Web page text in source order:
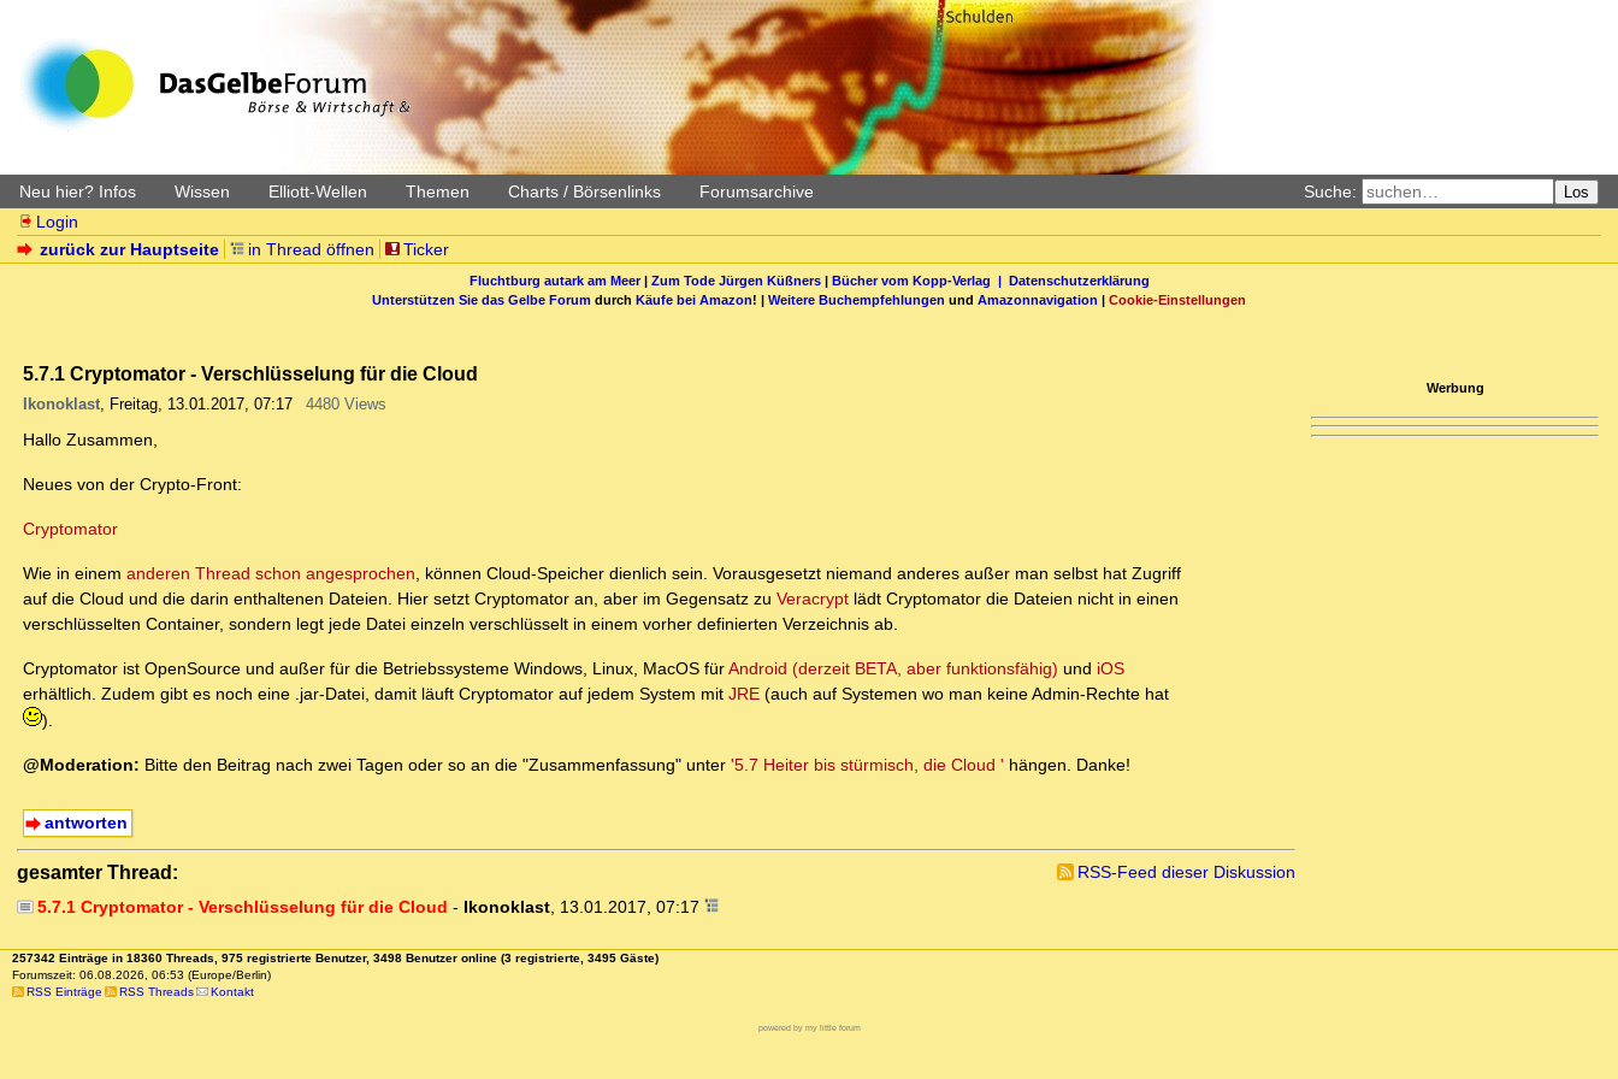
Neu hier? Infos Wissen Elliott-Wellen Themen Charts / Börsenlinks Forumsarchive Suche: Los
Login
zurück zur Hauptseite
in Thread öffnen Ticker
Fluchtburg autark am Meer| Zum Tode Jürgen Küßners| Bücher vom Kopp-Verlag | Datenschutzerklärung
Unterstützen Sie das Gelbe Forum durch Käufe bei Amazon! | Weitere Buchempfehlungen und Amazonnavigation | Cookie-Einstellungen
5.7.1 Cryptomator - Verschlüsselung für die Cloud
Ikonoklast, Freitag, 13.01.2017, 07:17 4480 Views
Hallo Zusammen,
Neues von der Crypto-Front:
Cryptomator
Wie in einem anderen Thread schon angesprochen, können Cloud-Speicher dienlich sein. Vorausgesetzt niemand anderes außer man selbst hat Zugriff
auf die Cloud und die darin enthaltenen Dateien. Hier setzt Cryptomator an, aber im Gegensatz zu Veracrypt lädt Cryptomator die Dateien nicht in einen
verschlüsselten Container, sondern legt jede Datei einzeln verschlüsselt in einem vorher definierten Verzeichnis ab.
Cryptomator ist OpenSource und außer für die Betriebssysteme Windows, Linux, MacOS fürAndroid (derzeit BETA, aber funktionsfähig) und iOS
erhältlich. Zudem gibt es noch eine .jar-Datei, damit läuft Cryptomator auf jedem System mit JRE (auch auf Systemen wo man keine Admin-Rechte hat
).
@Moderation: Bitte den Beitrag nach zwei Tagen oder so an die "Zusammenfassung" unter '5.7 Heiter bis stürmisch, die Cloud ' hängen. Danke!
antworten
gesamter Thread:
RSS-Feed dieser Diskussion
5.7.1 Cryptomator - Verschlüsselung für die Cloud - Ikonoklast, 13.01.2017, 07:17
Werbung
257342 Einträge in 18360 Threads, 975 registrierte Benutzer, 3498 Benutzer online (3 registrierte, 3495 Gäste)
Forumszeit: 06.08.2026, 06:53 (Europe/Berlin)
RSS Einträge
RSS Threads Kontakt
powered by my little forum